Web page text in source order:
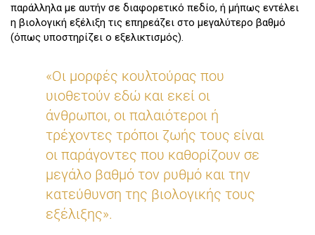
παράλληλα με αυτήν σε διαφορετικό πεδίο, ή μήπως εντέλει
η βιολογική εξέλιξη τις επηρεάζει στο μεγαλύτερο βαθμό
(όπως υποστηρίζει ο εξελικτισμός).
«Oι μορφές κουλτούρας που
υιοθετούν εδώ και εκεί οι
άνθρωποι, οι παλαιότεροι ή
τρέχοντες τρόποι ζωής τους είναι
οι παράγοντες που καθορίζουν σε
μεγάλο βαθμό τον ρυθμό και την
κατεύθυνση της βιολογικής τους
εξέλιξης».